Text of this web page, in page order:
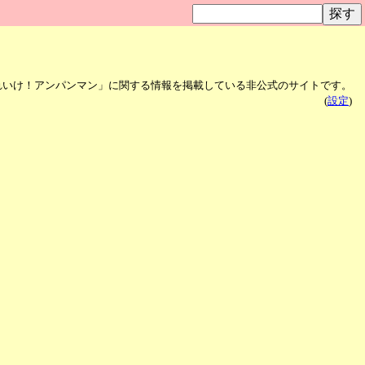
いけ！アンパンマン」に関する情報を掲載している非公式のサイトです。
(設定)